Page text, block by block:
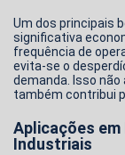
Um dos principais
significativa
frequência de
evita-se o
demanda. Isso
também contribui
Aplicações
Industriais